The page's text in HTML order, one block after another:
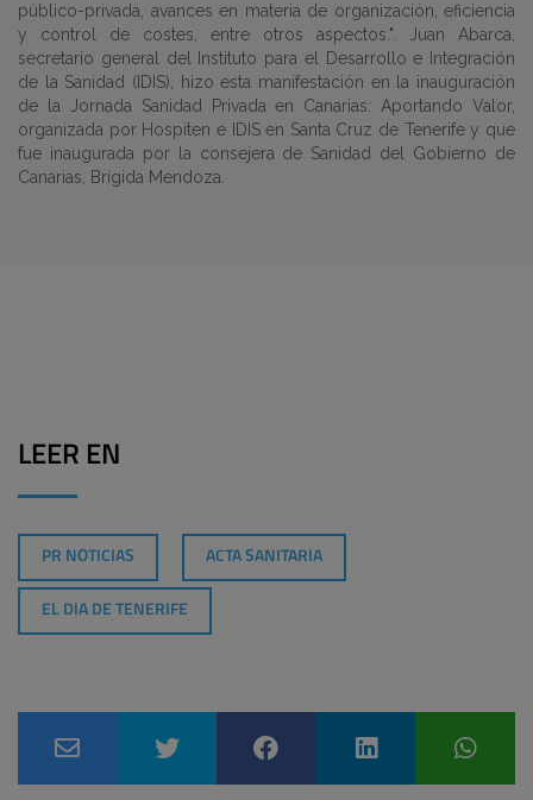
público-privada, avances en materia de organización, eficiencia
y control de costes, entre otros aspectos.". Juan Abarca,
secretario general del Instituto para el Desarrollo e Integración
de la Sanidad (IDIS), hizo esta manifestación en la inauguración
de la Jornada Sanidad Privada en Canarias: Aportando Valor,
organizada por Hospiten e IDIS en Santa Cruz de Tenerife y que
fue inaugurada por la consejera de Sanidad del Gobierno de
Canarias, Brígida Mendoza.
LEER EN
PR NOTICIAS ACTA SANITARIA
EL DIA DE TENERIFE